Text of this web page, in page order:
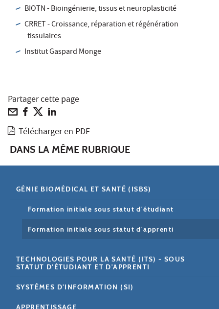
BIOTN - Bioingénierie, tissus et neuroplasticité
CRRET - Croissance, réparation et régénération
tissulaires
Institut Gaspard Monge
Partager cette page
Télécharger en PDF
DANS LA MÊME RUBRIQUE
GÉNIE BIOMÉDICAL ET SANTÉ (ISBS)
Formation initiale sous statut d'étudiant
Formation initiale sous statut d'apprenti
TECHNOLOGIES POUR LA SANTÉ (ITS) - SOUS
STATUT D'ÉTUDIANT ET D'APPRENTI
SYSTÈMES D’INFORMATION (SI)
APPRENTISSAGE